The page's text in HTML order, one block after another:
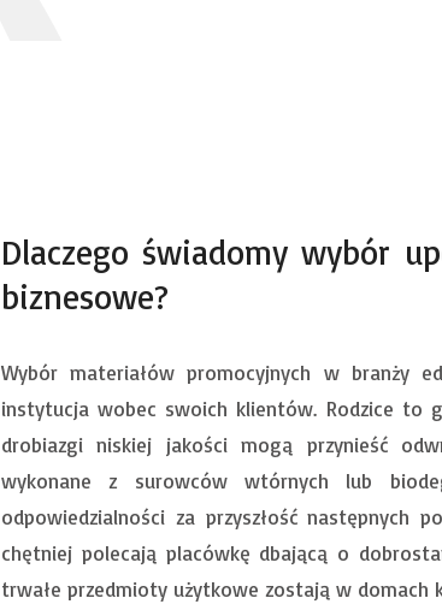
Dlaczego świadomy wybór
biznesowe?
Wybór materiałów promocyjnych w branży
instytucja wobec swoich klientów. Rodzice to
drobiazgi niskiej jakości mogą przynieść
wykonane z surowców wtórnych lub
odpowiedzialności za przyszłość następnych
chętniej polecają placówkę dbającą o
trwałe przedmioty użytkowe zostają w domach